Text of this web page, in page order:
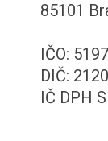
85101
IČO:
DIČ:
IČ DPH